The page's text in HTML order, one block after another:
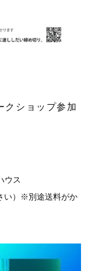
クショップ参加
ウス
い）※別途送料がか